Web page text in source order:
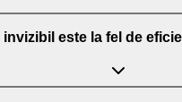
este la fel de